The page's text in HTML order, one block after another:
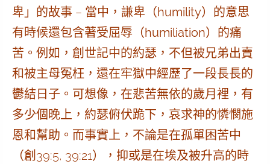
卑」的故事 – 當中， 謙卑（humility） 的意思
有時候還包含著受屈辱（humiliation） 的痛
苦。例如，創世記中的約瑟，不但被兄弟出賣
和被主母冤枉，還在牢獄中經歷了一段長長的
鬱結日子。可想像，在悲苦無依的歲月裡，有
多少個晚上，約瑟俯伏跪下，哀求神的憐憫施
恩和幫助。而事實上，不論是在孤單困苦中
（創39:5, 39:21），抑或是在埃及被升高的時